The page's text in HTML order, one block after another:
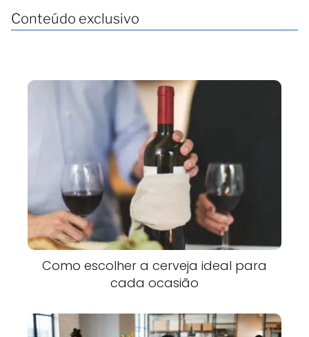
Conteúdo exclusivo
Como escolher a cerveja ideal para
cada ocasião